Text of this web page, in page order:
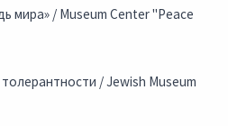
мира» / Museum Center "Peace
/ Jewish Museum